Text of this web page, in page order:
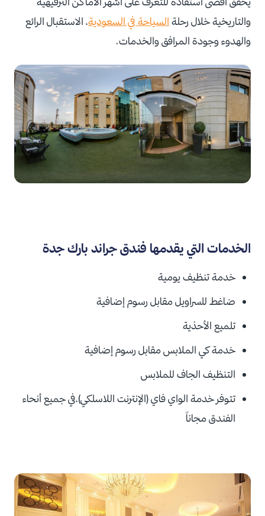
والتاريخية خلال رحلة السياحة في السعودية، الاستقبال الرائع
والهدوء وجودة المرافق والخدمات.
الخدمات التي يقدمها فندق جراند بارك جدة
خدمة تنظيف يومية
ضاغط للسراويل مقابل رسوم إضافية
تلميع الأحذية
خدمة كي الملابس مقابل رسوم إضافية
التنظيف الجاف للملابس
تتوفر خدمة الواي فاي (الإنترنت اللاسلكي)،في جميع أنحاء
الفندق مجاناً